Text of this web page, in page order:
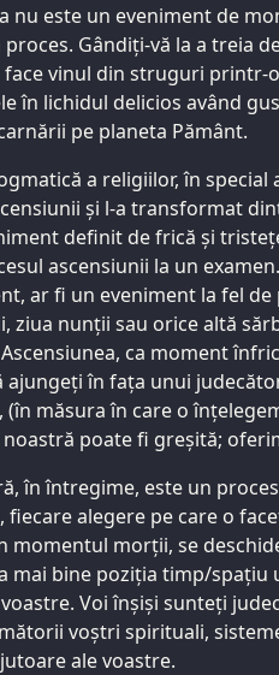
nu este un eveniment de
Gândiți-vă la a treia
face vinul din struguri printr-
în lichidul delicios având
pe planeta Pământ.
a religiilor, în
și l-a transformat
definit de frică și
ascensiunii la un
ar fi un eveniment la fel
ziua nunții sau orice altă
ca moment
ajungeți în fața unui
(în măsura în care o
poate fi greșită;
în întregime, este un
fiecare alegere pe care o
momentul morții, se
mai bine poziția timp/spațiu
Voi înșiși sunteți
voștri spirituali,
ale voastre.